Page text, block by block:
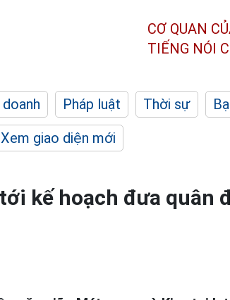
CƠ QUAN
TIẾNG NÓI
doanh Pháp luật Thời sự
Xem giao diện mới
kế hoạch đưa quân